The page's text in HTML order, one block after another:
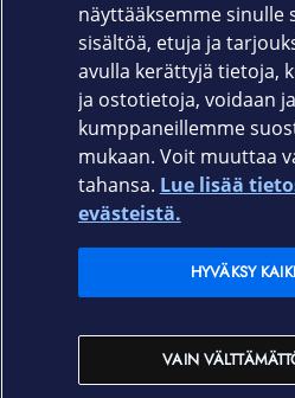
LISÄTARVIKKEET
Elisan myymälät
näyttääksemme sinulle
sisältöä, etuja ja
avulla kerättyjä tietoja,
ja ostotietoja, voidaan
kumppaneillemme
mukaan. Voit muuttaa
tahansa. Lue lisää
evästeistä.
VAIN
HYVÄKSY